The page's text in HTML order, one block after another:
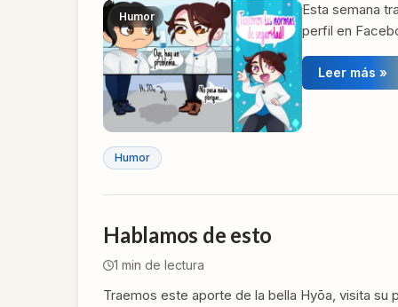
Humor
Esta semana
perfil en
Leer más »
Humor
Hablamos de esto
1 min de lectura
Traemos este aporte de la bella Hyōa, visita su